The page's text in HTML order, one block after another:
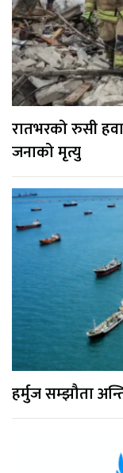
रातभरको रुसी
जनाको मृत्यु
हर्मुज सम्झौता